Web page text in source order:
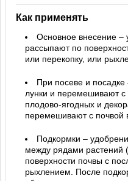
Как применять
Основное внесение –
рассыпают по
или перекопку, или
При посеве и посадке
лунки и перемешивают
плодово-ягодных и
перемешивают с почвой
Подкормки –
между рядами растений
поверхности почвы с
рыхлением. После